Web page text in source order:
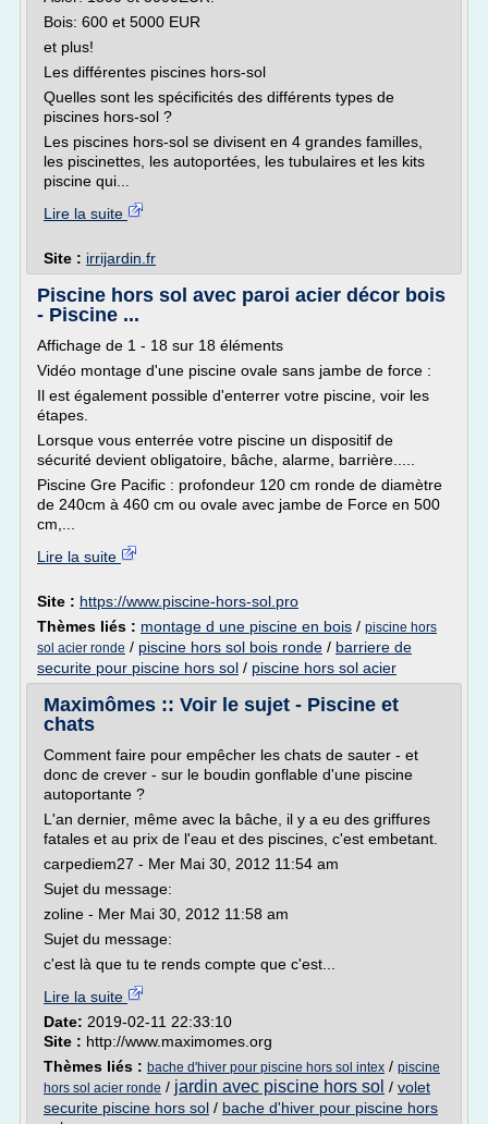
Bois: 600 et 5000 EUR
et plus!
Les différentes piscines hors-sol
Quelles sont les spécificités des différents types de
piscines hors-sol ?
Les piscines hors-sol se divisent en 4 grandes familles,
les piscinettes, les autoportées, les tubulaires et les kits
piscine qui...
Lire la suite
Site : irrijardin.fr
Piscine hors sol avec paroi acier décor bois
- Piscine ...
Affichage de 1 - 18 sur 18 éléments
Vidéo montage d'une piscine ovale sans jambe de force :
Il est également possible d'enterrer votre piscine, voir les
étapes.
Lorsque vous enterrée votre piscine un dispositif de
sécurité devient obligatoire, bâche, alarme, barrière.....
Piscine Gre Pacific : profondeur 120 cm ronde de diamètre
de 240cm à 460 cm ou ovale avec jambe de Force en 500
cm,...
Lire la suite
Site : https://www.piscine-hors-sol.pro
Thèmes liés : montage d une piscine en bois / piscine hors
sol acier ronde / piscine hors sol bois ronde / barriere de
securite pour piscine hors sol / piscine hors sol acier
Maximômes :: Voir le sujet - Piscine et
chats
Comment faire pour empêcher les chats de sauter - et
donc de crever - sur le boudin gonflable d'une piscine
autoportante ?
L'an dernier, même avec la bâche, il y a eu des griffures
fatales et au prix de l'eau et des piscines, c'est embetant.
carpediem27 - Mer Mai 30, 2012 11:54 am
Sujet du message:
zoline - Mer Mai 30, 2012 11:58 am
Sujet du message:
c'est là que tu te rends compte que c'est...
Lire la suite
Date: 2019-02-11 22:33:10
Site : http://www.maximomes.org
Thèmes liés : bache d'hiver pour piscine hors sol intex / piscine
hors sol acier ronde / jardin avec piscine hors sol / volet
securite piscine hors sol / bache d'hiver pour piscine hors